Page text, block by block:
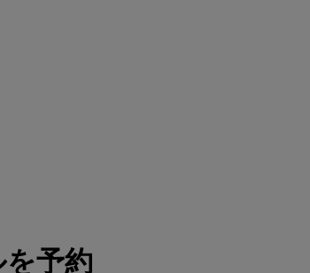
予約